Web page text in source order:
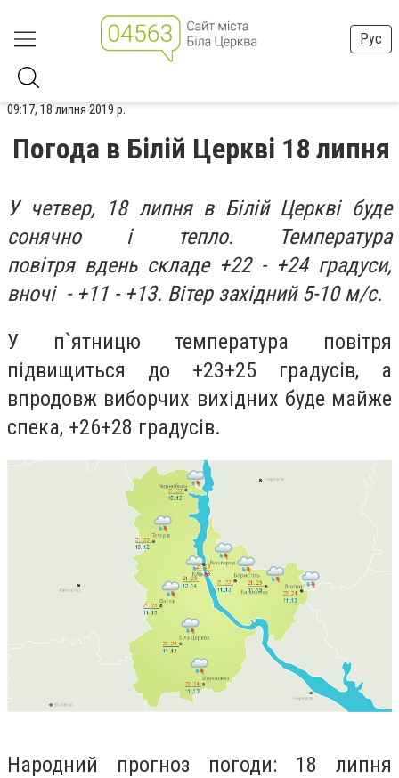
Рус
09:17, 18 липня 2019 р.
Погода в Білій Церкві 18 липня
У четвер, 18 липня в Білій Церкві буде
сонячно і тепло.
Температура
повітря вдень складе +22 - +24 градуси,
вночі - +11 - +13. Вітер західний 5-10 м/с.
У п`ятницю температура повітря
підвищиться до +23+25 градусів, а
впродовж виборчих вихідних буде майже
спека, +26+28 градусів.
Народний прогноз погоди: 18 липня